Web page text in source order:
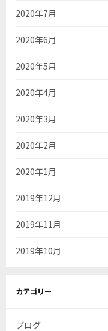
2020年7月
2020年6月
2020年5月
2020年4月
2020年3月
2020年2月
2020年1月
2019年12月
2019年11月
2019年10月
カテゴリー
ブログ